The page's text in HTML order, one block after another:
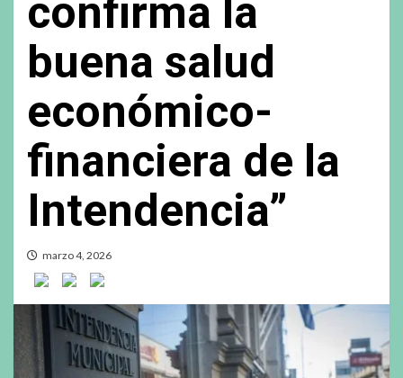
confirma la
buena salud
económico-
financiera de la
Intendencia”
marzo 4, 2026